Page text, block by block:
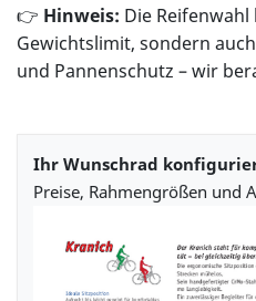
👉 Hinweis: Die
Gewichtslimit, sondern
und Pannenschutz – wir
Ihr Wunschrad
Preise, Rahmengrößen und